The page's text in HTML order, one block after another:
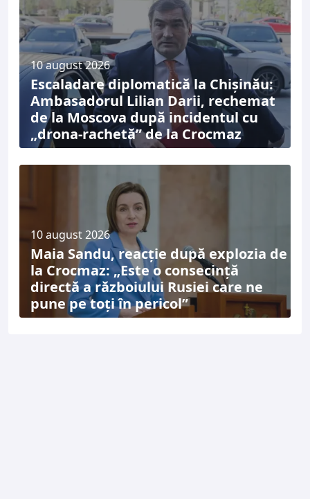
10 august 2026
Escaladare diplomatică la Chișinău:
Ambasadorul Lilian Darii, rechemat
de la Moscova după incidentul cu
„drona-rachetă” de la Crocmaz
10 august 2026
Maia Sandu, reacție după explozia de
la Crocmaz: „Este o consecință
directă a războiului Rusiei care ne
pune pe toți în pericol”